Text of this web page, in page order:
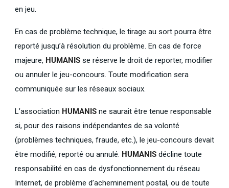
en jeu.
En cas de problème technique, le tirage au sort pourra être
reporté jusqu’à résolution du problème. En cas de force
majeure, HUMANISse réserve le droit de reporter, modifier
ou annuler le jeu-concours. Toute modification sera
communiquée sur les réseaux sociaux.
L’association HUMANIS ne saurait être tenue responsable
si, pour des raisons indépendantes de sa volonté
(problèmes techniques, fraude, etc.), le jeu-concours devait
être modifié, reporté ou annulé. HUMANISdécline toute
responsabilité en cas de dysfonctionnement du réseau
Internet, de problème d’acheminement postal, ou de toute